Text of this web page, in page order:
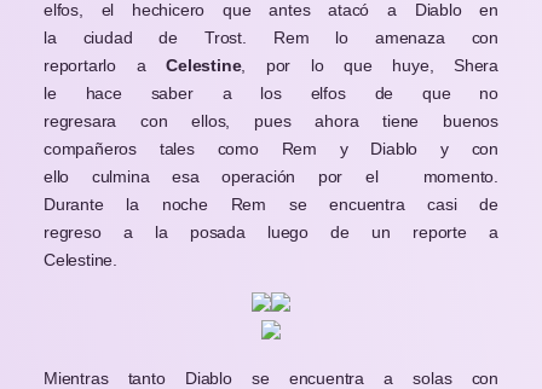
elfos, el hechicero que antes atacó a Diablo en
la ciudad de Trost. Rem lo amenaza con
reportarlo aCelestine, por lo que huye, Shera
le hace saber a los elfos de que no
regresara con ellos, pues ahora tiene buenos
compañeros tales como Rem y Diablo y con
ello culmina esa operación por el momento.
Durante la noche Rem se encuentra casi de
regreso a la posada luego de un reporte a
Celestine.
Mientras tanto Diablo se encuentra a solas con